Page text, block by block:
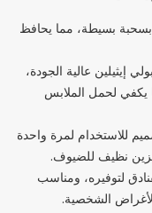
بسحبة بسيطة، مما يحافظ
إيثيلين عالية الجودة،
يكفي لحمل الملابس
للاستخدام لمرة واحدة
نظيف للضيوف.
لتوفيره، ومناسب
الشخصية.